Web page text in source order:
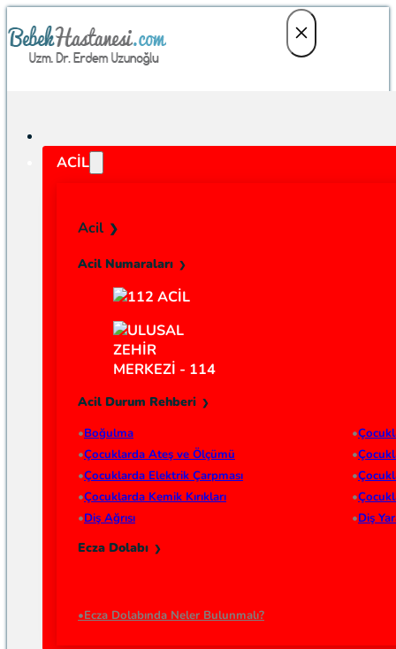
ACIL
Acil
Acil Numaraları
Acil Durum Rehberi
Boğulma
Çocuklarda Ateş ve Ölçümü
Çocuklarda Elektrik Çarpması
Çocuklarda Kemik Kırıkları
Diş Ağrısı
Diş
Ecza Dolabı
Ecza Dolabında Neler Bulunmalı?